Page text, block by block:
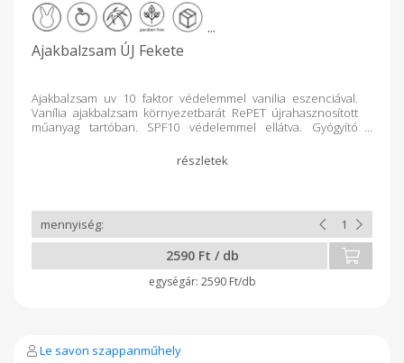
...
Ajakbalzsam ÚJ Fekete
Ajakbalzsam uv 10 faktor védelemmel vanilia eszenciával.
Vanília ajakbalzsam környezetbarát RePET újrahasznosított
műanyag tartóban. SPF10 védelemmel ellátva. Gyógyító
zsírokból és méhviaszból áll. Hidratál, gyorsan és könnyen
felszívódik, ellátja nedvességgel ajkait. Természetes
nyújt a kiszáradt ajkaknak, jószívvel ajánlom gyerekeknek és a
család minden tagja számára. Utazáshoz, kabátzsebbe,
táskába kiváló választás lehet ez a környezetbarát unisex
ajakápoló. Kiszerelés: 14 g2590 Ft / db
2590 Ft/db
Le savon szappanműhely